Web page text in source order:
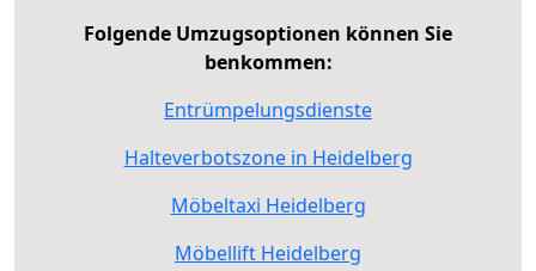
Folgende Umzugsoptionen können Sie
benkommen:
Entrümpelungsdienste
Halteverbotszone in Heidelberg
Möbeltaxi Heidelberg
Möbellift Heidelberg